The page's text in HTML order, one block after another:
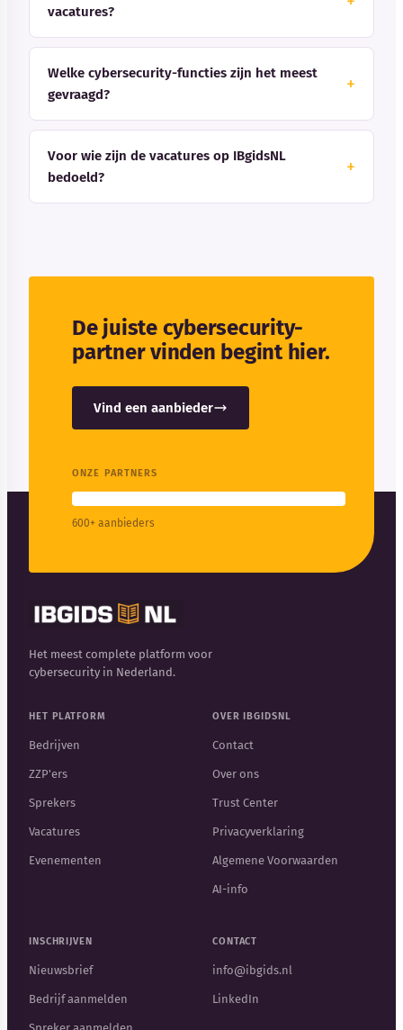
vacatures?
Welke cybersecurity-functies zijn het meest
gevraagd?
Voor wie zijn de vacatures op IBgidsNL
bedoeld?
De juiste cybersecurity-
partner vinden begint hier.
Vind een aanbieder
ONZE PARTNERS
600+ aanbieders
Het meest complete platform voor
cybersecurity in Nederland.
HET PLATFORM
Bedrijven
ZZP'ers
Sprekers
Vacatures
Evenementen
OVER IBGIDSNL
Contact
Over ons
Trust Center
Privacyverklaring
Algemene Voorwaarden
AI-info
INSCHRIJVEN
Nieuwsbrief
Bedrijf aanmelden
CONTACT
info@ibgids.nl
LinkedIn